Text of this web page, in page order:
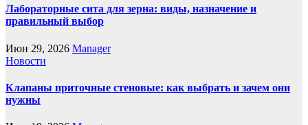
Лабораторные сита для зерна: виды, назначение и
правильный выбор
Июн 29, 2026 Manager
Новости
Клапаны приточные стеновые: как выбрать и зачем они
нужны